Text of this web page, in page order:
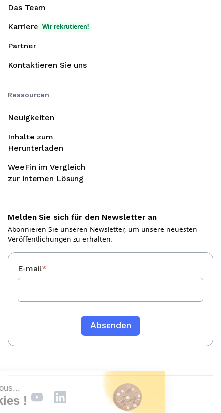
Das Team
Karriere Wir rekrutieren!
Partner
Kontaktieren Sie uns
Ressourcen
Neuigkeiten
Inhalte zum
Herunterladen
WeeFin im Vergleich
zur internen Lösung
Melden Sie sich für den Newsletter an
Abonnieren Sie unseren Newsletter, um unsere neuesten
Veröffentlichungen zu erhalten.
E-mail*